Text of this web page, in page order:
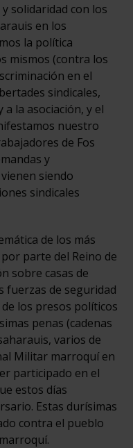
solidaridad con los
en los
la política
mismos (contra los
en el
sindicales,
la asociación, y el
nuestro
de Fos
y
siendo
sindicales
de los más
parte del Reino de
sobre casas de
fuerzas de seguridad
los presos políticos
penas (cadenas
varios de
Militar marroquí en
participado en el
estos días
Estas durísimas
contra el pueblo